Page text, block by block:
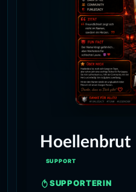
Hoellenbrut
SUPPORT
SUPPORTERIN